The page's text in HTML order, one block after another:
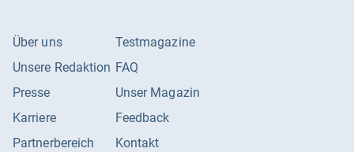
Über uns
Unsere Redaktion
Presse
Karriere
Partnerbereich
Testmagazine
FAQ
Unser Magazin
Feedback
Kontakt